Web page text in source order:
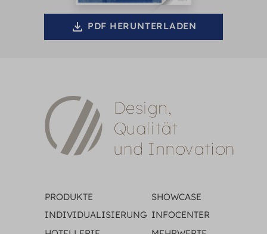
PDF HERUNTERLADEN
PRODUKTE
INDIVIDUALISIERUNG
SHOWCASE
INFOCENTER